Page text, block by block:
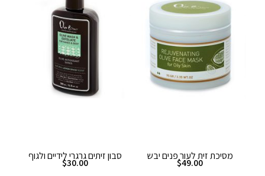
מסיכת זית לעור פנים יבש
$49.00
סבון זיתים גרגרי לידיים ולגוף
$30.00